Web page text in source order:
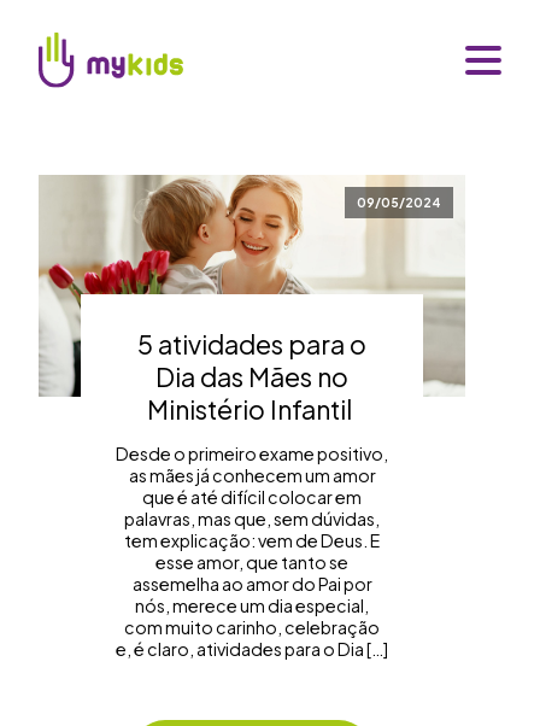
09/05/2024
5 atividades para o
Dia das Mães no
Ministério Infantil
Desde o primeiro exame positivo,
as mães já conhecem um amor
que é até difícil colocar em
palavras, mas que, sem dúvidas,
tem explicação: vem de Deus. E
esse amor, que tanto se
assemelha ao amor do Pai por
nós, merece um dia especial,
com muito carinho, celebração
e, é claro, atividades para o Dia […]